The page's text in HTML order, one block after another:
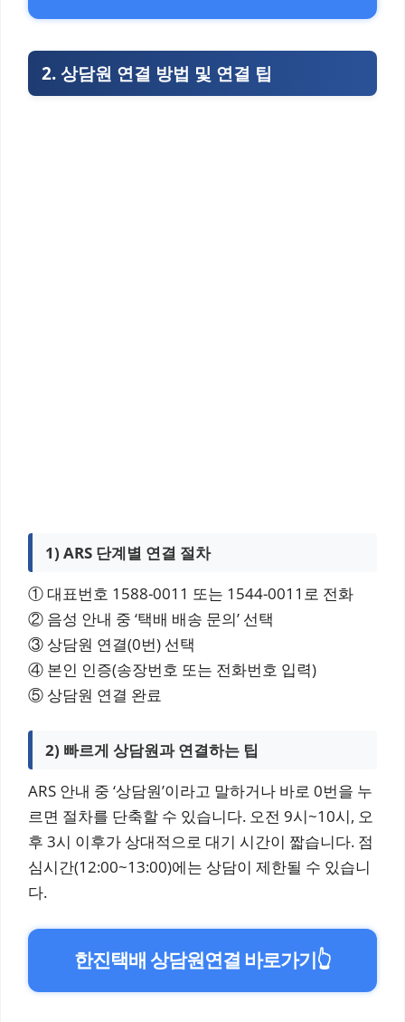
2. 상담원 연결 방법 및 연결 팁
1) ARS 단계별 연결 절차
① 대표번호 1588-0011 또는 1544-0011로 전화
② 음성 안내 중 ‘택배 배송 문의’ 선택
③ 상담원 연결(0번) 선택
④ 본인 인증(송장번호 또는 전화번호 입력)
⑤ 상담원 연결 완료
2) 빠르게 상담원과 연결하는 팁
ARS 안내 중 ‘상담원’이라고 말하거나 바로 0번을 누
르면 절차를 단축할 수 있습니다. 오전 9시~10시, 오
후 3시 이후가 상대적으로 대기 시간이 짧습니다. 점
심시간(12:00~13:00)에는 상담이 제한될 수 있습니
다.
한진택배 상담원연결 바로가기👆